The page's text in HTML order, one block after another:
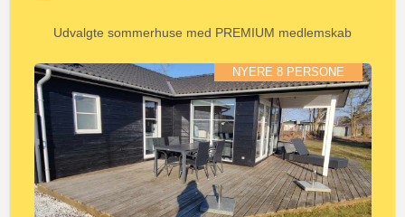
Udvalgte sommerhuse med PREMIUM medlemskab
NYERE 8 PERSONE